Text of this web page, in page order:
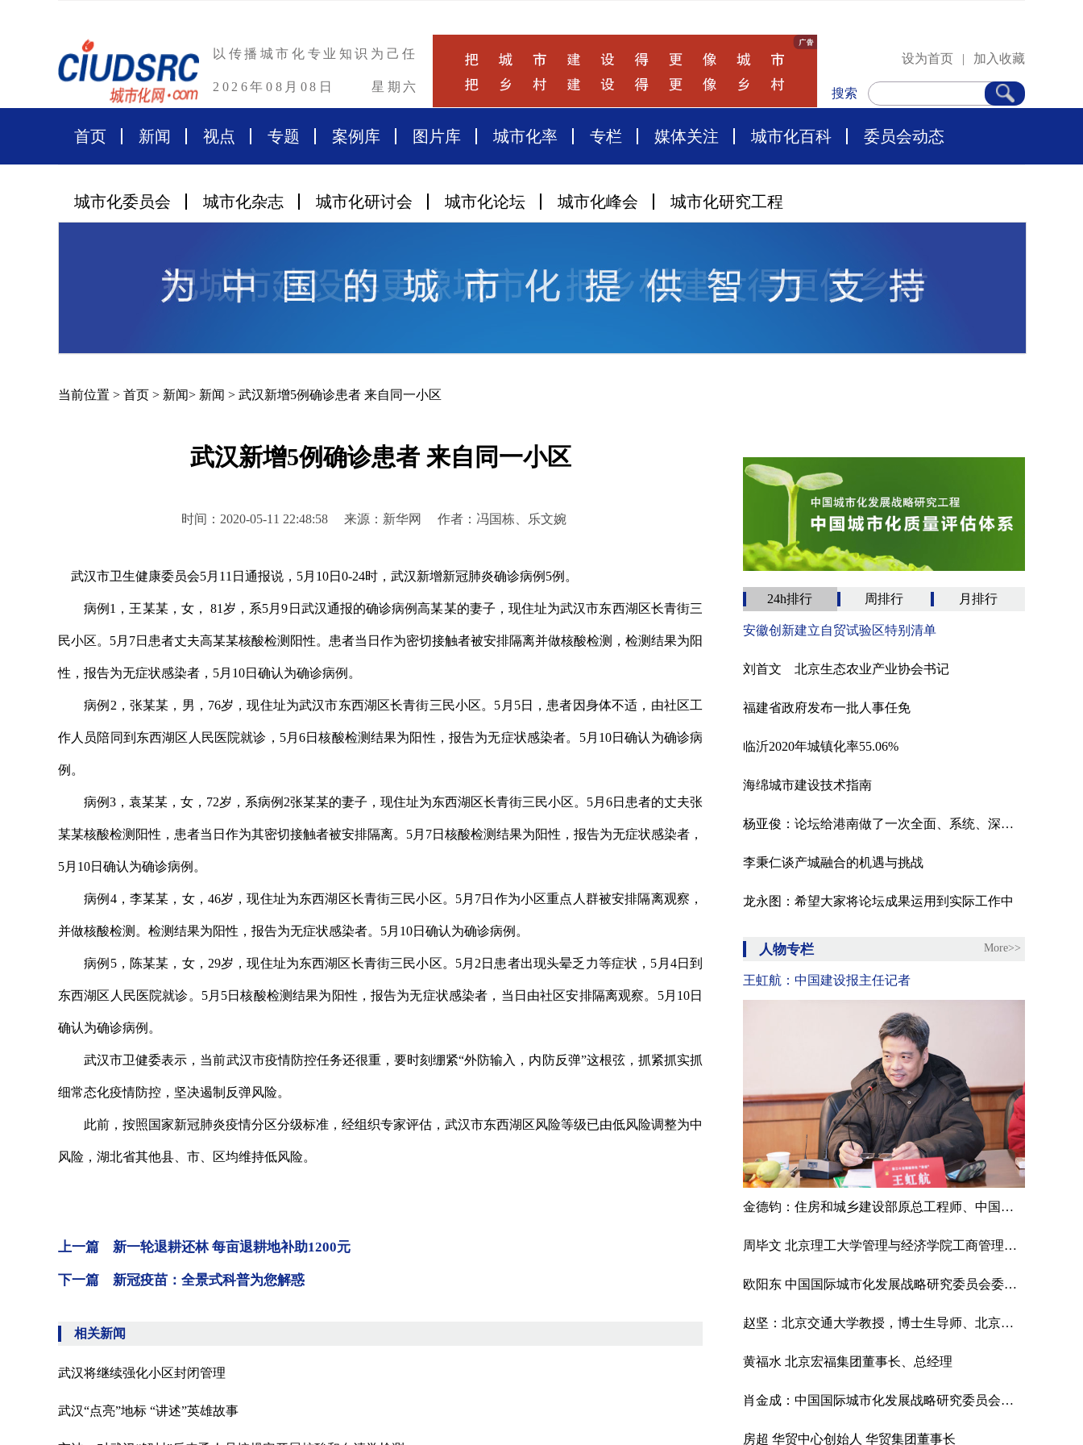
以传播城市化专业知识为己任
2026年08月08日 星期六
设为首页 | 加入收藏
搜索
首页 新闻 视点 专题 案例库 图片库 城市化率 专栏 媒体关注 城市化百科 委员会动态
城市化委员会 城市化杂志 城市化研讨会 城市化论坛 城市化峰会 城市化研究工程
当前位置 > 首页 > 新闻> 新闻 > 武汉新增5例确诊患者 来自同一小区
武汉新增5例确诊患者 来自同一小区
时间：2020-05-11 22:48:58 来源：新华网 作者：冯国栋、乐文婉
武汉市卫生健康委员会5月11日通报说，5月10日0-24时，武汉新增新冠肺炎确诊病例5例。
病例1，王某某，女， 81岁，系5月9日武汉通报的确诊病例高某某的妻子，现住址为武汉市东西湖区长青街三
民小区。5月7日患者丈夫高某某核酸检测阳性。患者当日作为密切接触者被安排隔离并做核酸检测，检测结果为阳
性，报告为无症状感染者，5月10日确认为确诊病例。
病例2，张某某，男，76岁，现住址为武汉市东西湖区长青街三民小区。5月5日，患者因身体不适，由社区工
作人员陪同到东西湖区人民医院就诊，5月6日核酸检测结果为阳性，报告为无症状感染者。5月10日确认为确诊病
例。
病例3，袁某某，女，72岁，系病例2张某某的妻子，现住址为东西湖区长青街三民小区。5月6日患者的丈夫张
某某核酸检测阳性，患者当日作为其密切接触者被安排隔离。5月7日核酸检测结果为阳性，报告为无症状感染者，
5月10日确认为确诊病例。
病例4，李某某，女，46岁，现住址为东西湖区长青街三民小区。5月7日作为小区重点人群被安排隔离观察，
并做核酸检测。检测结果为阳性，报告为无症状感染者。5月10日确认为确诊病例。
病例5，陈某某，女，29岁，现住址为东西湖区长青街三民小区。5月2日患者出现头晕乏力等症状，5月4日到
东西湖区人民医院就诊。5月5日核酸检测结果为阳性，报告为无症状感染者，当日由社区安排隔离观察。5月10日
确认为确诊病例。
武汉市卫健委表示，当前武汉市疫情防控任务还很重，要时刻绷紧“外防输入，内防反弹”这根弦，抓紧抓实抓
细常态化疫情防控，坚决遏制反弹风险。
此前，按照国家新冠肺炎疫情分区分级标准，经组织专家评估，武汉市东西湖区风险等级已由低风险调整为中
风险，湖北省其他县、市、区均维持低风险。
上一篇 新一轮退耕还林 每亩退耕地补助1200元
下一篇 新冠疫苗：全景式科普为您解惑
相关新闻
武汉将继续强化小区封闭管理
武汉“点亮”地标 “讲述”英雄故事
24h排行 周排行 月排行
安徽创新建立自贸试验区特别清单
刘首文 北京生态农业产业协会书记
福建省政府发布一批人事任免
临沂2020年城镇化率55.06%
海绵城市建设技术指南
杨亚俊：论坛给港南做了一次全面、系统、深度的体检
李秉仁谈产城融合的机遇与挑战
龙永图：希望大家将论坛成果运用到实际工作中
人物专栏 More>>
王虹航：中国建设报主任记者
金德钧：住房和城乡建设部原总工程师、中国国际城市化发展战略研究委员会主任
周毕文 北京理工大学管理与经济学院工商管理系副主任、教授
欧阳东 中国国际城市化发展战略研究委员会委员、中国城市出版社总编辑
赵坚：北京交通大学教授，博士生导师、北京交通大学中国城镇化研究中心主任、中国工业经济学会常务副理事长
黄福水 北京宏福集团董事长、总经理
肖金成：中国国际城市化发展战略研究委员会委员、国家发改委宏观经济研究院研究员、中国区域科学协会副理事长。
房超 华贸中心创始人 华贸集团董事长